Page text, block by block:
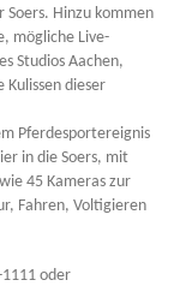
Soers. Hinzu kommen
mögliche Live-
Studios Aachen,
dieser
Pferdesportereignis
in die Soers, mit
45 Kameras zur
Fahren, Voltigieren
1111 oder